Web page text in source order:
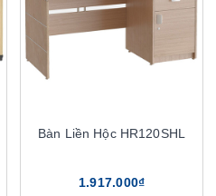
Bàn Liền Hộc HR120SHL
1.917.000₫